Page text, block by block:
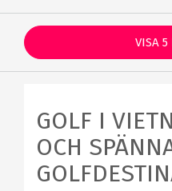
VISA 5
GOLF I
OCH